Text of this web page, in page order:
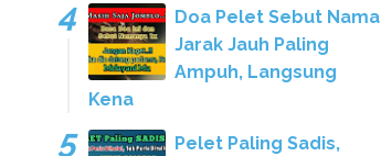
Doa Pelet Sebut Nama
Jarak Jauh Paling
Ampuh, Langsung
Kena
Pelet Paling Sadis,